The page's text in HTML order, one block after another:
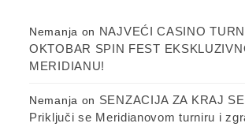
Nemanja on NAJVEĆI CASINO
OKTOBAR SPIN FEST
MERIDIANU!
Nemanja on SENZACIJA ZA KRAJ
Priključi se Meridianovom turniru i